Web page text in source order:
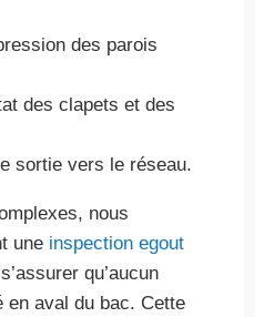
des parois
des clapets et des
sortie vers le réseau.
nous
une inspection egout
qu’aucun
en aval du bac. Cette